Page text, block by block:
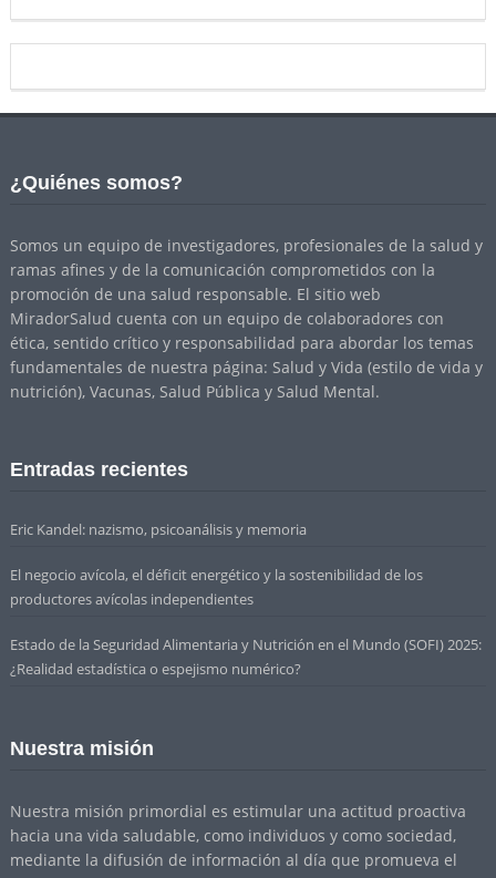
¿Quiénes somos?
Somos un equipo de investigadores, profesionales de la salud y
ramas afines y de la comunicación comprometidos con la
promoción de una salud responsable. El sitio web
MiradorSalud cuenta con un equipo de colaboradores con
ética, sentido crítico y responsabilidad para abordar los temas
fundamentales de nuestra página: Salud y Vida (estilo de vida y
nutrición), Vacunas, Salud Pública y Salud Mental.
Entradas recientes
Eric Kandel: nazismo, psicoanálisis y memoria
El negocio avícola, el déficit energético y la sostenibilidad de los
productores avícolas independientes
Estado de la Seguridad Alimentaria y Nutrición en el Mundo (SOFI) 2025:
¿Realidad estadística o espejismo numérico?
Nuestra misión
Nuestra misión primordial es estimular una actitud proactiva
hacia una vida saludable, como individuos y como sociedad,
mediante la difusión de información al día que promueva el